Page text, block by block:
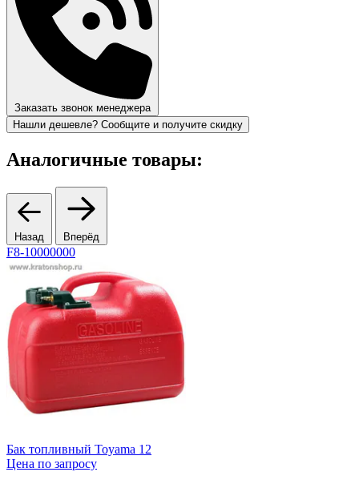
Заказать звонок менеджера
Нашли дешевле? Сообщите и получите скидку
Аналогичные товары:
Назад Вперёд
F8-10000000
Бак топливный Toyama 12
Цена по запросу